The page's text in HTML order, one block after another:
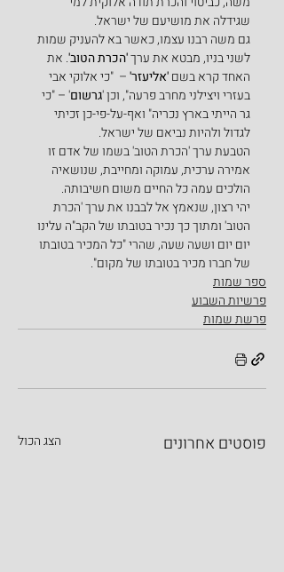
שגידלה את מושיעם של ישראל.
גם משה רבנו עצמו, כאשר בא להעניק שמות
לשני בניו, מבטא את ערך 'הכרת הטוב'. את
האחד קרא בשם 'אליעזר' –  "כי אלוקי אבי
בעזרי ויצילני מחרב פרעה", וכן 'גרשום' – "כי
גר הייתי בארץ נכריה" ואף-על-פי-כן זכיתי
לגדול ולהיות נביאם של ישראל.
הטבעת ערך 'הכרת הטוב' בשמו של אדם זו
אמירה ערכית, עמוקה ומחייבת, שנושאיה
הולכים עמה כל החיים משום חשיבותה.
יהי רצון, שנאמץ אל לבבנו את ערך 'הכרת
הטוב' ומתוך כך נכיר בטובתו של הקב"ה עלינו
יום יום ושעה שעה, שהרי "כל המכיר בטובתו
של חברו מכיר בטובתו של מקום".
ספר שמות
פרשיות השבוע
פרשת שמות
פוסטים אחרונים הצג הכול